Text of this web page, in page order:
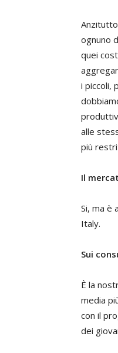
ognuno
quei
i piccoli,
alle
più
Il
Si, ma è
Italy.
Sui
È la
media
con il
dei